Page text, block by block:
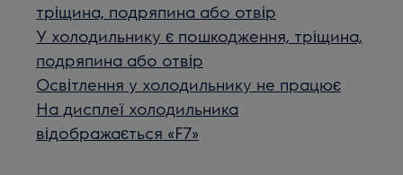
тріщина, подряпина або отвір
У холодильнику є пошкодження, тріщина,
подряпина або отвір
Освітлення у холодильнику не працює
На дисплеї холодильника
відображається «F7»